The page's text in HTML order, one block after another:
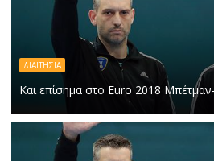
ΔΙΑΙΤΗΣΙΑ
Και επίσημα στο Euro 2018